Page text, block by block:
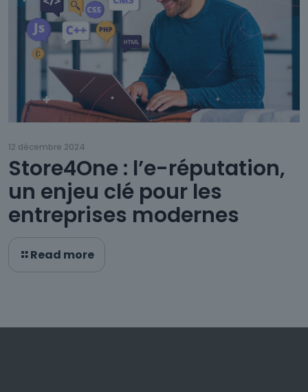
12 décembre 2024
Store4One : l’e-réputation,
un enjeu clé pour les
entreprises modernes
Read more